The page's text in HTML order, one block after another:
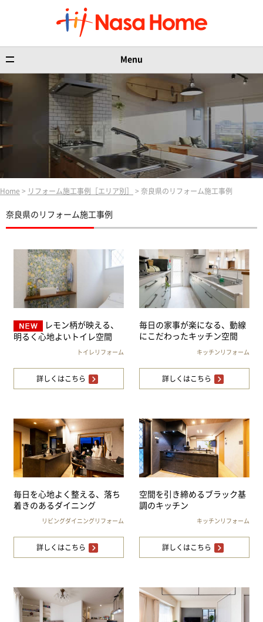
Menu
Home > リフォーム施工事例［エリア別］ > 奈良県のリフォーム施工事例
奈良県のリフォーム施工事例
レモン柄が映える、
明るく心地よいトイレ空間
トイレリフォーム
詳しくはこちら
毎日の家事が楽になる、動線
にこだわったキッチン空間
キッチンリフォーム
詳しくはこちら
毎日を心地よく整える、落ち
着きのあるダイニング
リビングダイニングリフォーム
詳しくはこちら
空間を引き締めるブラック基
調のキッチン
キッチンリフォーム
詳しくはこちら